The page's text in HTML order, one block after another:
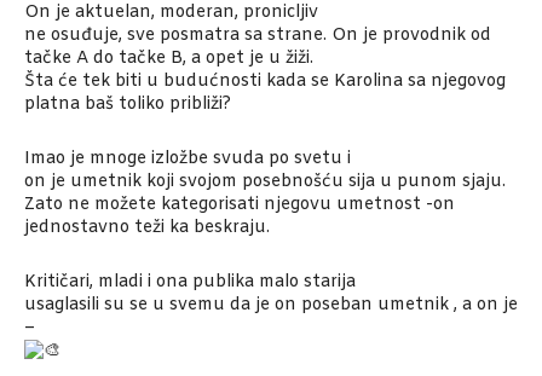
On je aktuelan, moderan, pronicljiv
ne osuđuje, sve posmatra sa strane. On je provodnik od
tačke A do tačke B, a opet je u žiži.
Šta će tek biti u budućnosti kada se Karolina sa njegovog
platna baš toliko približi?
Imao je mnoge izložbe svuda po svetu i
on je umetnik koji svojom posebnošću sija u punom sjaju.
Zato ne možete kategorisati njegovu umetnost -on
jednostavno teži ka beskraju.
Kritičari, mladi i ona publika malo starija
usaglasili su se u svemu da je on poseban umetnik , a on je
–